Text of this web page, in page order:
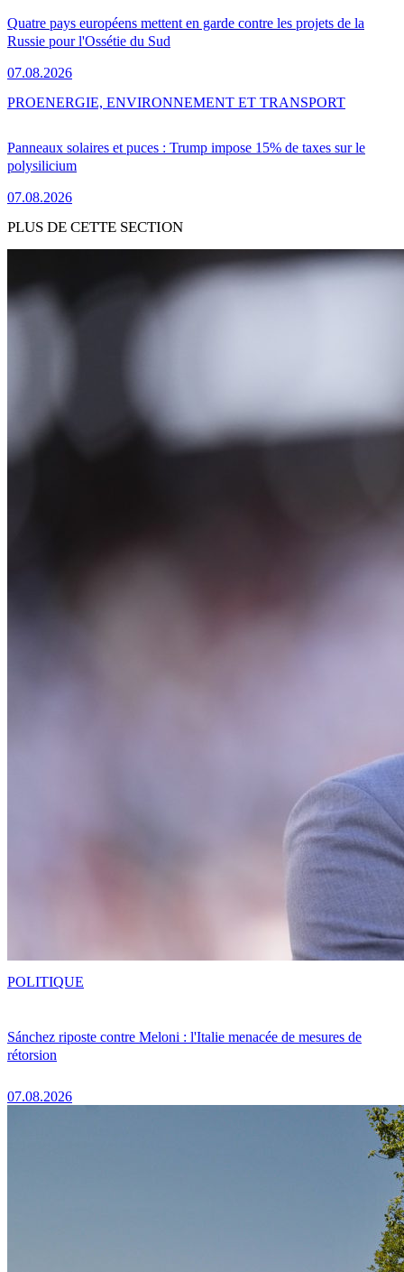
Quatre pays européens mettent en garde contre les projets de la
Russie pour l'Ossétie du Sud
07.08.2026
Panneaux solaires et puces : Trump impose 15% de taxes sur le
polysilicium
07.08.2026
PROENERGIE, ENVIRONNEMENT ET TRANSPORT
PLUS DE CETTE SECTION
Sánchez riposte contre Meloni : l'Italie menacée de mesures de
rétorsion
07.08.2026
POLITIQUE